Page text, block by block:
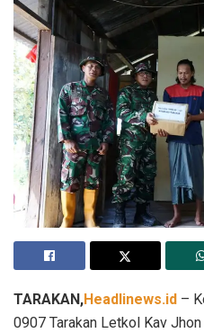
TARAKAN,Headlinews.id –
0907 Tarakan Letkol Kav Jhon